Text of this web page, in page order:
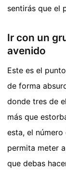
sentirás que el
Ir con un
avenido
Este es el
de forma
donde tres de
más que
esta, el
permita meter
que debas